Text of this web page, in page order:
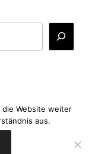
die Website weiter
aus.